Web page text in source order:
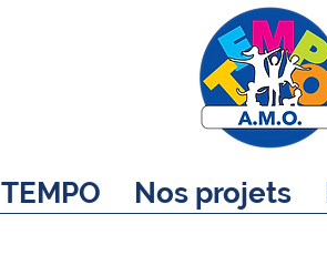
TEMPO Nos projets